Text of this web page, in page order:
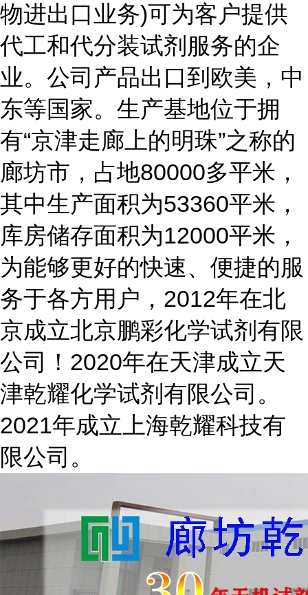
物进出口业务)可为客户提供
代工和代分装试剂服务的企
业。公司产品出口到欧美，中
东等国家。生产基地位于拥
有“京津走廊上的明珠”之称的
廊坊市，占地80000多平米，
其中生产面积为53360平米，
库房储存面积为12000平米，
为能够更好的快速、便捷的服
务于各方用户，2012年在北
京成立北京鹏彩化学试剂有限
公司！2020年在天津成立天
津乾耀化学试剂有限公司。
2021年成立上海乾耀科技有
限公司。